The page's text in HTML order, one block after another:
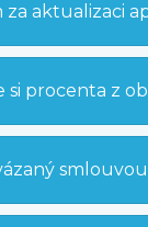
za aktualizaci
si procenta z